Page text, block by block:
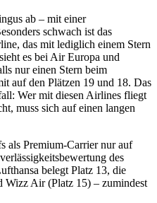
ab – mit einer
schwach ist das
das mit lediglich einem Stern
es bei Air Europa und
nur einen Stern beim
auf den Plätzen 19 und 18. Das
Wer mit diesen Airlines fliegt
muss sich auf einen langen
als Premium-Carrier nur auf
des
belegt Platz 13, die
Air (Platz 15) – zumindest